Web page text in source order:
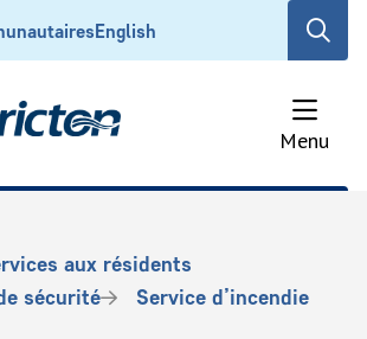
English
Open
search
form
Menu
aux résidents
sécurité
Service d’incendie